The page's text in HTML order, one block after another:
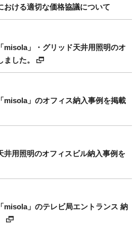
おける適切な価格協議について
misola」・グリッド天井用照明のオ
ました。
misola」のオフィス納入事例を掲載
井用照明のオフィスビル納入事例を
misola」のテレビ局エントランス 納